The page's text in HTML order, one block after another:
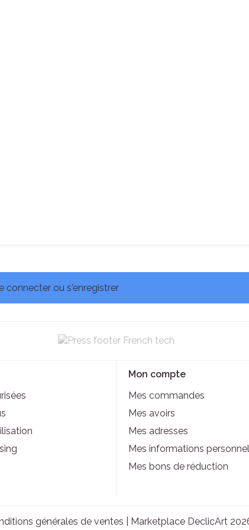
connecter ou s'enregistrer
Mon compte
Mes commandes
Mes avoirs
Mes adresses
Mes informations
Mes bons de réduction
générales de ventes | Marketplace DeclicArt